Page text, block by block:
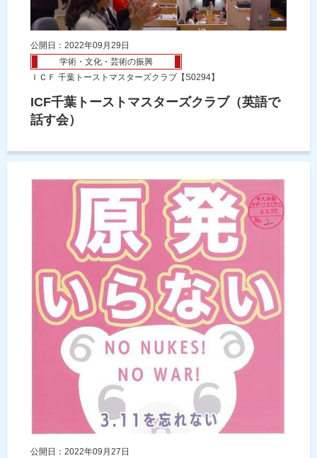
公開日：2022年09月29日
学術・文化・芸術の振興
ＩＣＦ 千葉トーストマスターズクラブ【S0294】
ICF千葉トーストマスターズクラブ（英語で
話す会）
公開日：2022年09月27日